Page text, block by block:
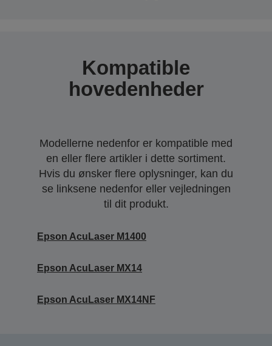
Kompatible
hovedenheder
Modellerne nedenfor er kompatible med
en eller flere artikler i dette sortiment.
Hvis du ønsker flere oplysninger, kan du
se linksene nedenfor eller vejledningen
til dit produkt.
Epson AcuLaser M1400
Epson AcuLaser MX14
Epson AcuLaser MX14NF